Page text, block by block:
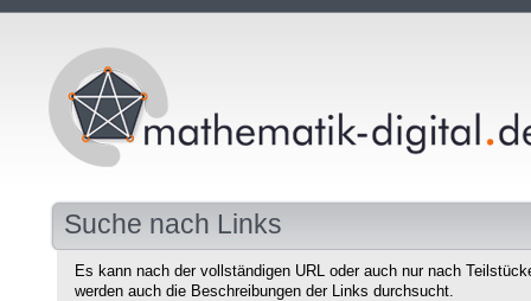
Suche nach Links
Es kann nach der vollständigen URL oder auch nur nach
werden auch die Beschreibungen der Links durchsucht.